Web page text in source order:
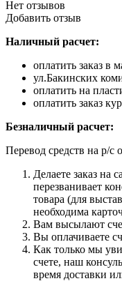
Нет отзывов
Добавить отзыв
Наличный расчет:
оплатить заказ в
ул.Бакинских
оплатить на
оплатить заказ
Безналичный расчет:
Перевод средств на р/с
Делаете заказ на
перезванивает
товара (для
необходима
Вам высылают
Вы оплачиваете
Как только мы
счете, наш
время доставки